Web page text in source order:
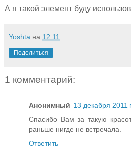
А я такой элемент буду
Yoshta на 12:11
Поделиться
1 комментарий:
Анонимный 13 декабря 2011
Спасибо Вам за такую
раньше нигде не встречала.
Ответить